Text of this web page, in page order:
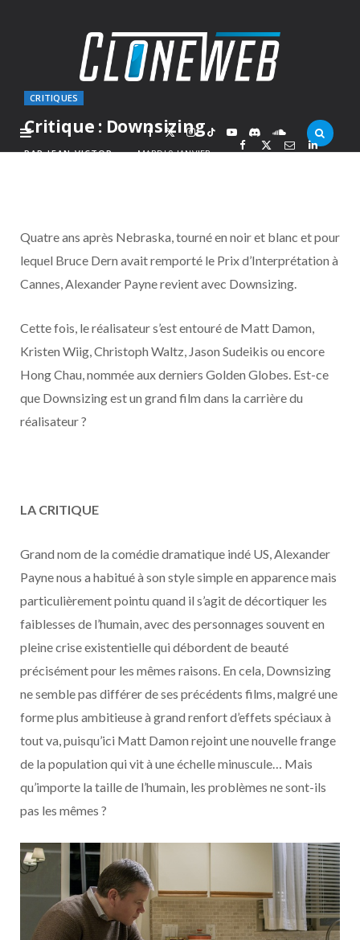
F
b
o
k
X
i
t
e
I
a
g
a
T
o
k
Y
u
b
o
r
S
d
C
o
CRITIQUES
Critique : Downsizing
PAR JEAN-VICTOR
MARDI 9 JANVIER
Quatre ans après Nebraska, tourné en noir et blanc et pour
lequel Bruce Dern avait remporté le Prix d’Interprétation à
Cannes, Alexander Payne revient avec Downsizing.
Cette fois, le réalisateur s’est entouré de Matt Damon,
Kristen Wiig, Christoph Waltz, Jason Sudeikis ou encore
Hong Chau, nommée aux derniers Golden Globes. Est-ce
que Downsizing est un grand film dans la carrière du
réalisateur ?
LA CRITIQUE
Grand nom de la comédie dramatique indé US, Alexander
Payne nous a habitué à son style simple en apparence mais
particulièrement pointu quand il s’agit de décortiquer les
faiblesses de l’humain, avec des personnages souvent en
pleine crise existentielle qui débordent de beauté
précisément pour les mêmes raisons. En cela, Downsizing
ne semble pas différer de ses précédents films, malgré une
forme plus ambitieuse à grand renfort d’effets spéciaux à
tout va, puisqu’ici Matt Damon rejoint une nouvelle frange
de la population qui vit à une échelle minuscule… Mais
qu’importe la taille de l’humain, les problèmes ne sont-ils
pas les mêmes ?